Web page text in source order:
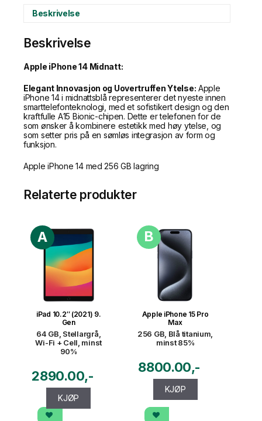
Beskrivelse
Beskrivelse
Apple iPhone 14 Midnatt:
Elegant Innovasjon og Uovertruffen Ytelse: Apple
iPhone 14 i midnattsblå representerer det nyeste innen
smarttelefonteknologi, med et sofistikert design og den
kraftfulle A15 Bionic-chipen. Dette er telefonen for de
som ønsker å kombinere estetikk med høy ytelse, og
som setter pris på en sømløs integrasjon av form og
funksjon.
Apple iPhone 14 med 256 GB lagring
Relaterte produkter
A
iPad 10.2″ (2021) 9.
Gen
64 GB, Stellargrå,
Wi-Fi + Cell, minst
90%
2890.00
KJØP
B
Apple iPhone 15 Pro
Max
256 GB, Blå titanium,
minst 85%
8800.00
KJØP